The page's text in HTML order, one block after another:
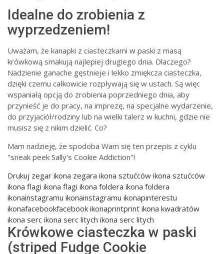
Idealne do zrobienia z
wyprzedzeniem!
Uważam, że kanapki z ciasteczkami w paski z masą
krówkową smakują najlepiej drugiego dnia. Dlaczego?
Nadzienie ganache gęstnieje i lekko zmiękcza ciasteczka,
dzięki czemu całkowicie rozpływają się w ustach. Są więc
wspaniałą opcją do zrobienia poprzedniego dnia, aby
przynieść je do pracy, na imprezę, na specjalne wydarzenie,
do przyjaciół/rodziny lub na wielki talerz w kuchni, gdzie nie
musisz się z nikim dzielić. Co?
Mam nadzieję, że spodoba Wam się ten przepis z cyklu
"sneak peek Sally's Cookie Addiction"!
Drukuj zegar ikona zegara ikona sztućców ikona sztućców
ikona flagi ikona flagi ikona foldera ikona foldera
ikonainstagramu ikonainstagramu ikonapinterestu
ikonafacebookfacebook ikonaprintprint ikona kwadratów
ikona serc ikona serc litych ikona serc litych
Krówkowe ciasteczka w paski
(striped Fudge Cookie